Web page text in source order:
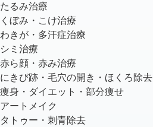
たるみ治療
くぼみ・こけ治療
わきが・多汗症治療
シミ治療
赤ら顔・赤み治療
にきび跡・毛穴の開き・ほくろ除去
痩身・ダイエット・部分痩せ
アートメイク
タトゥー・刺青除去